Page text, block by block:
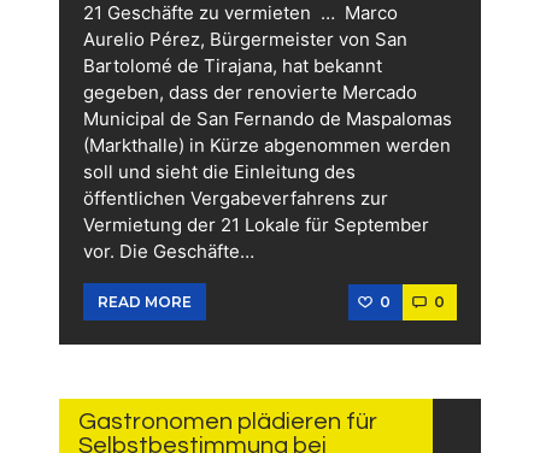
21 Geschäfte zu vermieten … Marco
Aurelio Pérez, Bürgermeister von San
Bartolomé de Tirajana, hat bekannt
gegeben, dass der renovierte Mercado
Municipal de San Fernando de Maspalomas
(Markthalle) in Kürze abgenommen werden
soll und sieht die Einleitung des
öffentlichen Vergabeverfahrens zur
Vermietung der 21 Lokale für September
vor. Die Geschäfte…
READ MORE 0 0
AGO
Gastronomen plädieren für
Selbstbestimmung bei